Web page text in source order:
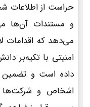
حراست از اطلاعات
و مستندات آن‌ها
می‌دهد که اقدامات
امنیتی با تکیه‌بر
داده است و تضمین
اشخاص و شرکت‌ها